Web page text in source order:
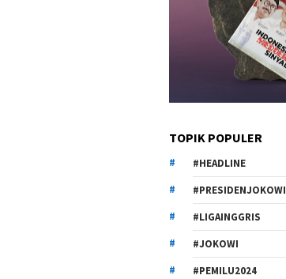
TOPIK POPULER
#HEADLINE
#PRESIDENJOKOWI
#LIGAINGGRIS
#JOKOWI
#PEMILU2024